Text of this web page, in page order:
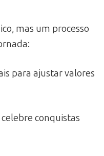
mas um processo
para ajustar valores
conquistas